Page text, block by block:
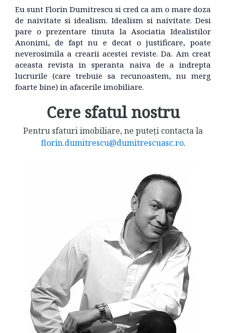
Eu sunt Florin Dumitrescu si cred ca am o mare doza
de naivitate si idealism. Idealism si naivitate. Desi
pare o prezentare tinuta la Asociatia Idealistilor
Anonimi, de fapt nu e decat o justificare, poate
neverosimila a crearii acestei reviste. Da. Am creat
aceasta revista in speranta naiva de a indrepta
lucrurile (care trebuie sa recunoastem, nu merg
foarte bine) in afacerile imobiliare.
Cere sfatul nostru
Pentru sfaturi imobiliare, ne puteți contacta la
florin.dumitrescu@dumitrescuasc.ro.